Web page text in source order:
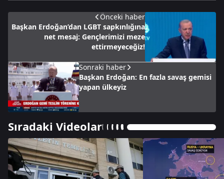
Önceki haber
Başkan Erdoğan’dan LGBT sapkınlığına
net mesaj: Gençlerimizi meze
ettirmeyeceğiz!
Sonraki haber
Başkan Erdoğan: En fazla savaş gemisi
yapan ülkeyiz
Sıradaki Videolar